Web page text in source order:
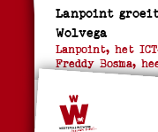
Lanpoint
Wolvega
Lanpoint, het
Freddy Bosma,